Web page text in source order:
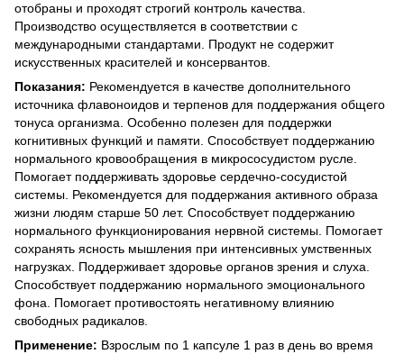
отобраны и проходят строгий контроль качества.
Производство осуществляется в соответствии с
международными стандартами. Продукт не содержит
искусственных красителей и консервантов.
Показания: Рекомендуется в качестве дополнительного
источника флавоноидов и терпенов для поддержания общего
тонуса организма. Особенно полезен для поддержки
когнитивных функций и памяти. Способствует поддержанию
нормального кровообращения в микрососудистом русле.
Помогает поддерживать здоровье сердечно-сосудистой
системы. Рекомендуется для поддержания активного образа
жизни людям старше 50 лет. Способствует поддержанию
нормального функционирования нервной системы. Помогает
сохранять ясность мышления при интенсивных умственных
нагрузках. Поддерживает здоровье органов зрения и слуха.
Способствует поддержанию нормального эмоционального
фона. Помогает противостоять негативному влиянию
свободных радикалов.
Применение: Взрослым по 1 капсуле 1 раз в день во время